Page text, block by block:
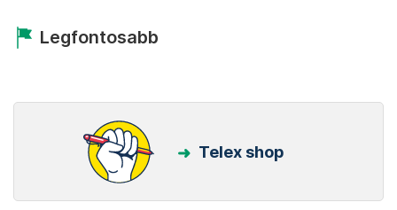
Legfontosabb
Telex shop